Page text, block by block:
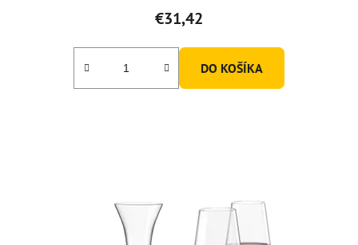
produktu
je
5,0
€31,42
DO KOŠÍKA